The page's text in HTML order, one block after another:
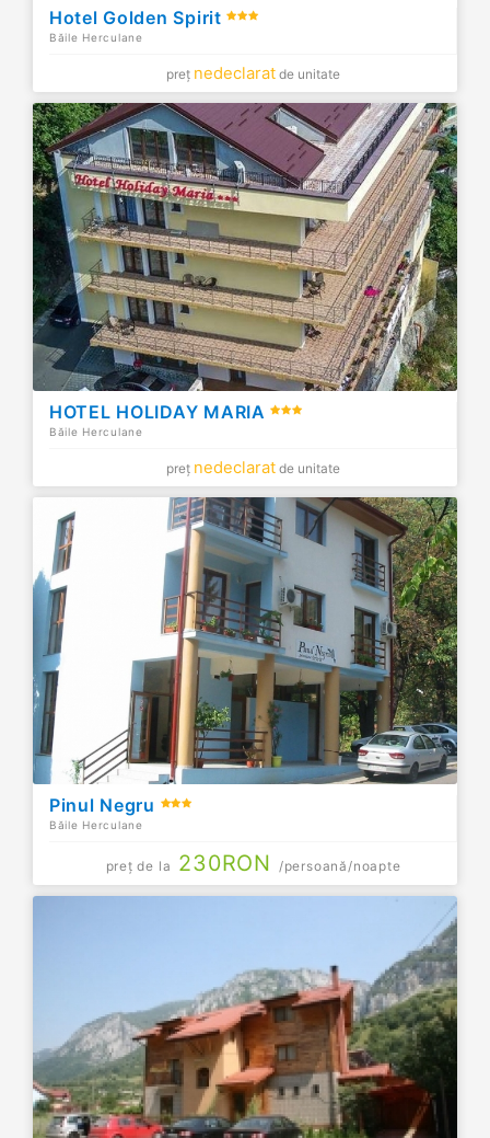
Hotel Golden Spirit
Băile Herculane
preț nedeclarat de unitate
HOTEL HOLIDAY MARIA
Băile Herculane
preț nedeclarat de unitate
Pinul Negru
Băile Herculane
preț de la 230RON /persoană/noapte